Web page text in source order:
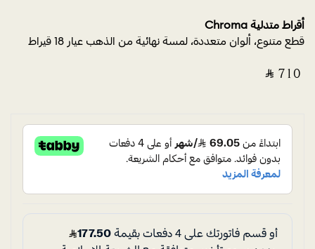
أقراط متدلية Chroma
قطع متنوع، ألوان متعددة، لمسة نهائية من الذهب عيار 18 قيراط
‎ ⃁ ⁦710⁩ ‎